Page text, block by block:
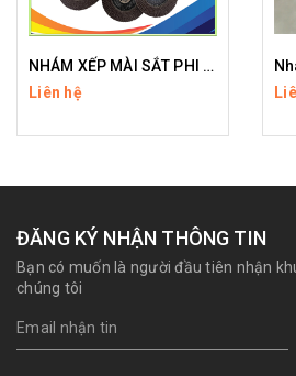
NHÁM XẾP MÀI SẮT PHI 100
Liên hệ
ĐĂNG KÝ NHẬN THÔNG TIN
Bạn có muốn là người đầu tiên nhận
chúng tôi